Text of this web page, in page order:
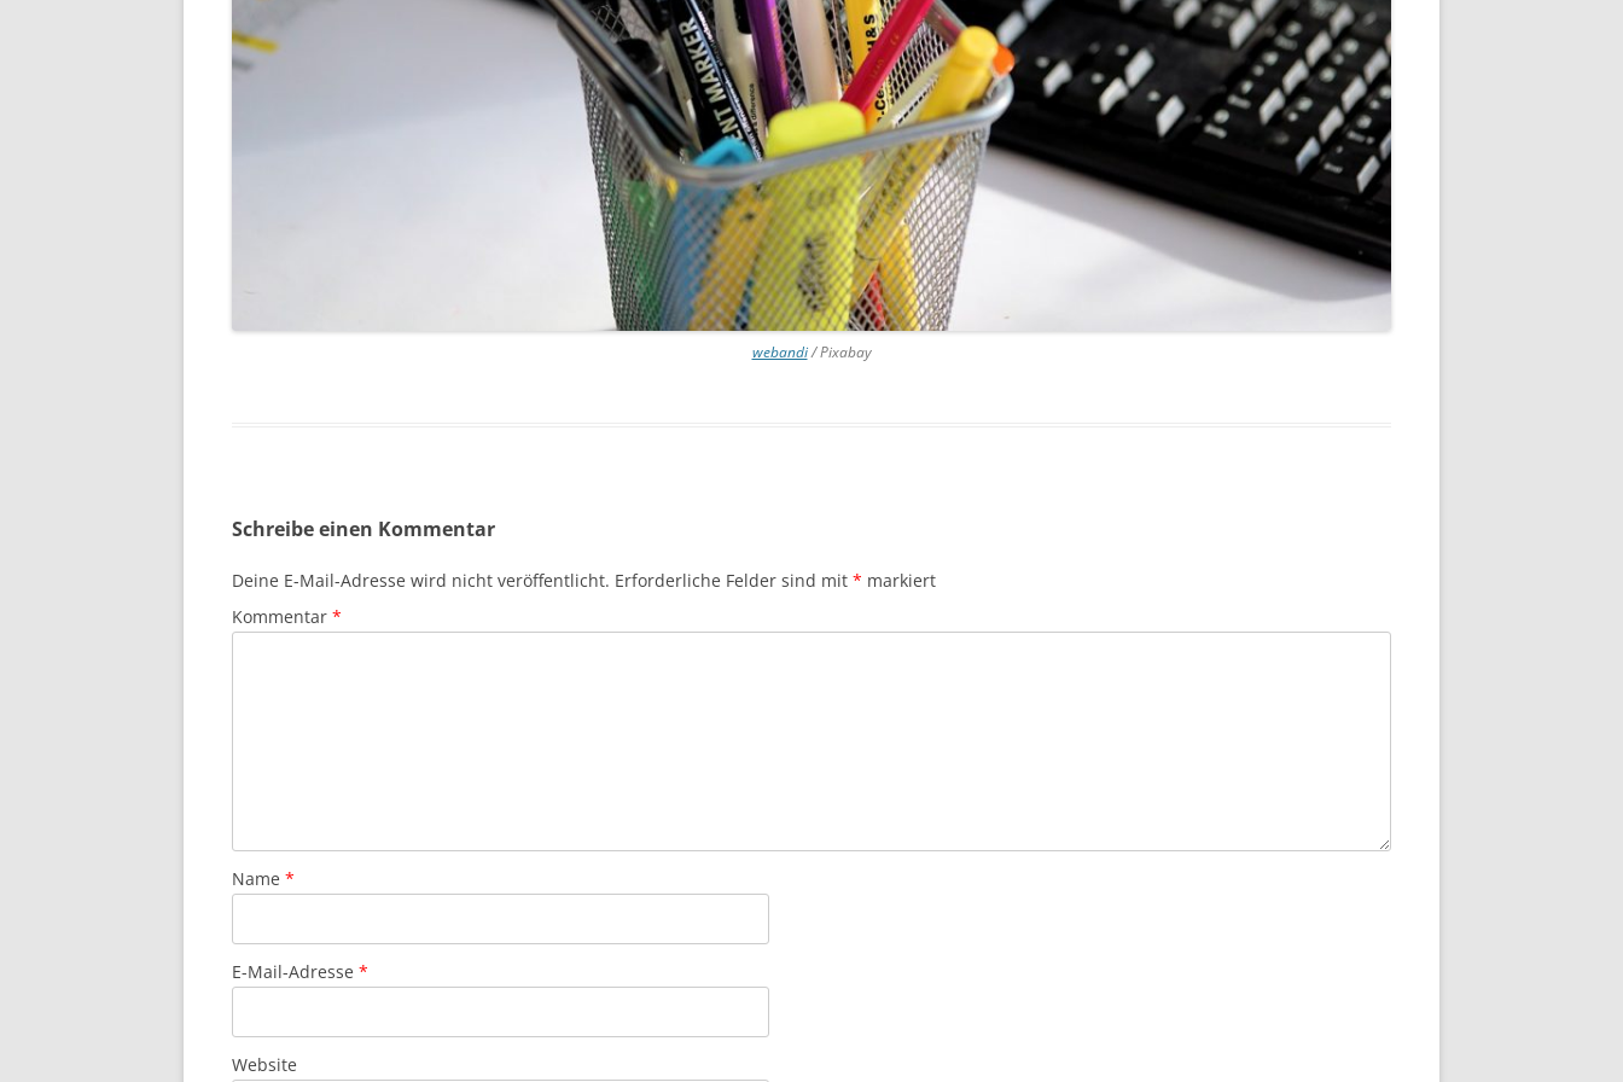
webandi/ Pixabay
Schreibe einen Kommentar
Deine E-Mail-Adresse wird nicht veröffentlicht. Erforderliche Felder sind mit * markiert
Kommentar *
Name *
E-Mail-Adresse *
Website